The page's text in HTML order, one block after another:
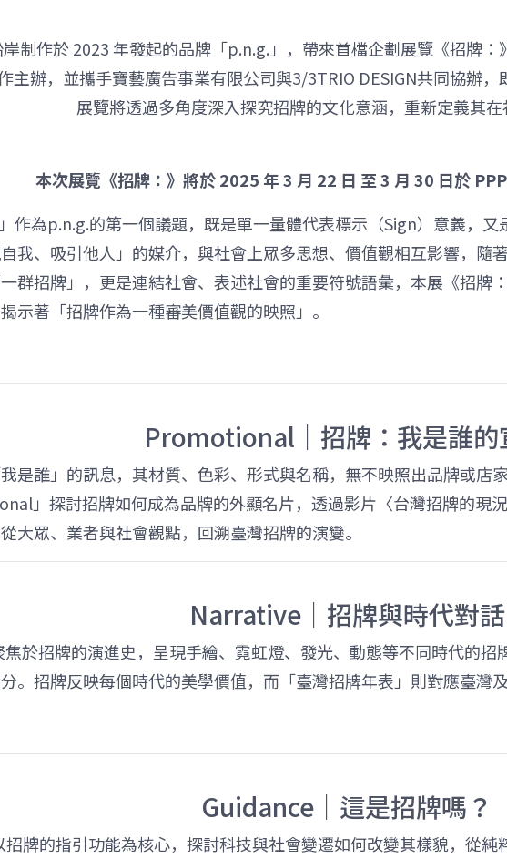
制作於 2023 年發起的品牌「p.n.g.」，帶來首檔企劃展覽《招牌
主辦，並攜手寶藝廣告事業有限公司與3/3TRIO DESIGN共同協辦，
展覽將透過多角度深入探究招牌的文化意涵，重新定義其在
本次展覽《招牌：》將於 2025 年 3 月 22 日 至 3 月 30 日於 PPP
作為p.n.g.的第一個議題，既是單一量體代表標示（Sign）意義，
我、吸引他人」的媒介，與社會上眾多思想、價值觀相互影響，隨
群招牌」，更是連結社會、表述社會的重要符號語彙，本展《招牌
示著「招牌作為一種審美價值觀的映照」。
Promotional｜招牌：我是誰的
是誰」的訊息，其材質、色彩、形式與名稱，無不映照出品牌或店家
」探討招牌如何成為品牌的外顯名片，透過影片〈台灣招牌的現
大眾、業者與社會觀點，回溯臺灣招牌的演變。
Narrative｜招牌與時代對話
於招牌的演進史，呈現手繪、霓虹燈、發光、動態等不同時代的
。招牌反映每個時代的美學價值，而「臺灣招牌年表」則對應臺灣
Guidance｜這是招牌嗎？
牌的指引功能為核心，探討科技與社會變遷如何改變其樣貌，從